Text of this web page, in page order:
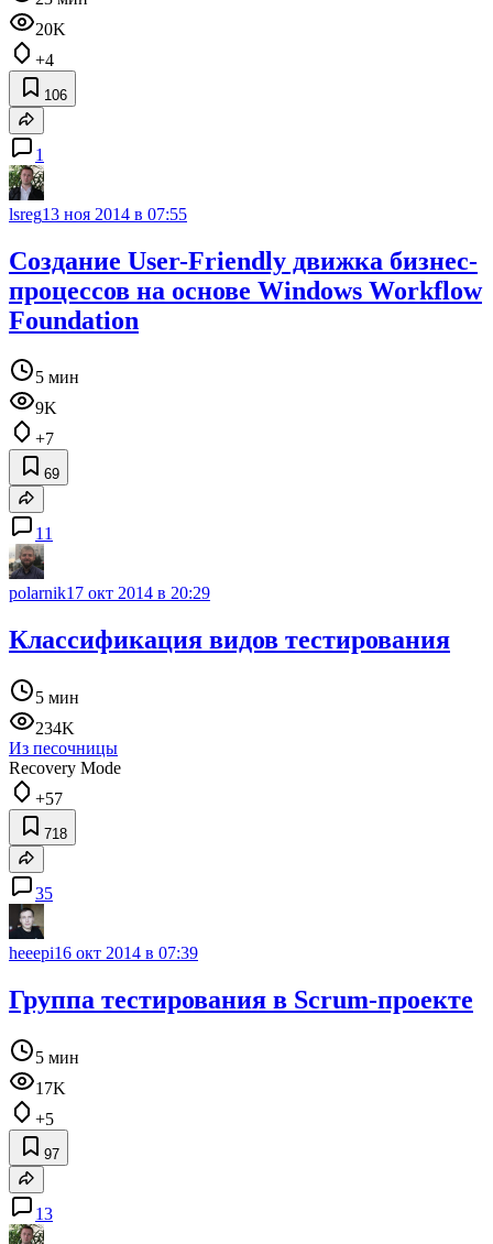
20K
+4
106
1
lsreg13 ноя 2014 в 07:55
Создание User-Friendly движка бизнес-
процессов на основе Windows Workflow
Foundation
5 мин
9K
+7
69
11
polarnik17 окт 2014 в 20:29
Классификация видов тестирования
5 мин
234K
Из песочницы
Recovery Mode
+57
718
35
heeepi16 окт 2014 в 07:39
Группа тестирования в Scrum-проекте
5 мин
17K
+5
97
13